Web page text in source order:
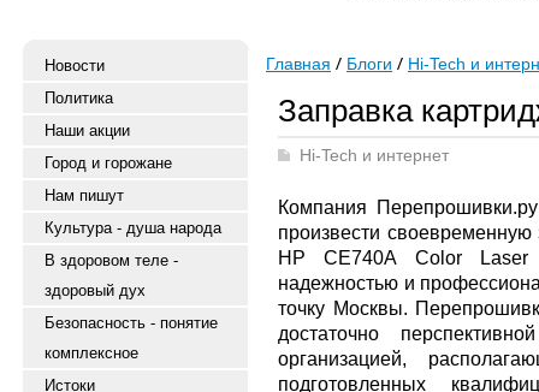
Новости
Политика
Наши акции
Город и горожане
Нам пишут
Культура - душа народа
В здоровом теле -
здоровый дух
Безопасность - понятие
комплексное
Истоки
Главная Блоги Hi-Tech и
Заправка
Hi-Tech и интернет
Компания
произвести
HP CE740A Color Laser
надежностью и
точку Москвы.
достаточно
организацией,
подготовленных